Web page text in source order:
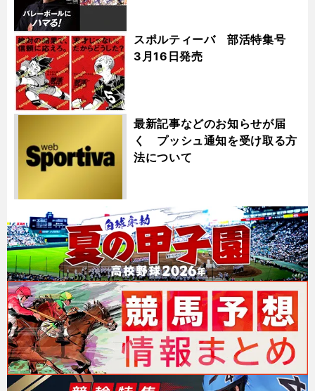
スポルティーバ 部活特集号
3月16日発売
最新記事などのお知らせが届
く プッシュ通知を受け取る方
法について